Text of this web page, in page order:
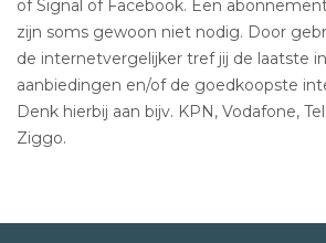
of Signal of Facebook. Een
zijn soms gewoon niet nodig. Door
de internetvergelijker tref jij de laatste
aanbiedingen en/of de goedkoopste
Denk hierbij aan bijv. KPN, Vodafone,
Ziggo.